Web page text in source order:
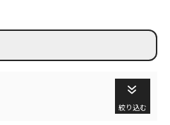
絞り込む